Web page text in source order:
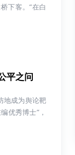
下客。“在白
平之问
地成为舆论靶
优秀博士”，